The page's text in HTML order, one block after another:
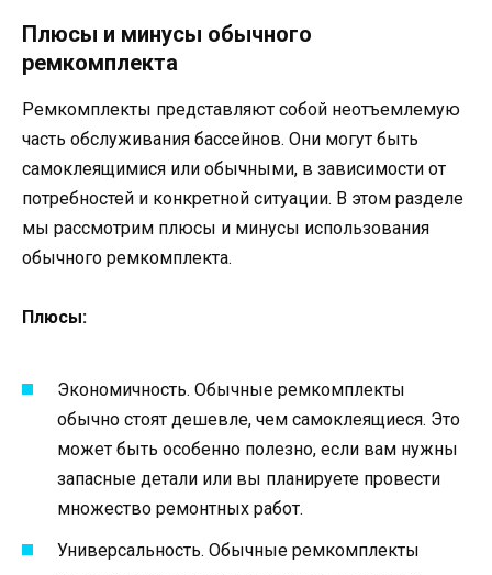
Плюсы и минусы обычного
ремкомплекта
Ремкомплекты представляют собой неотъемлемую
часть обслуживания бассейнов. Они могут быть
самоклеящимися или обычными, в зависимости от
потребностей и конкретной ситуации. В этом разделе
мы рассмотрим плюсы и минусы использования
обычного ремкомплекта.
Плюсы:
Экономичность. Обычные ремкомплекты
обычно стоят дешевле, чем самоклеящиеся. Это
может быть особенно полезно, если вам нужны
запасные детали или вы планируете провести
множество ремонтных работ.
Универсальность. Обычные ремкомплекты